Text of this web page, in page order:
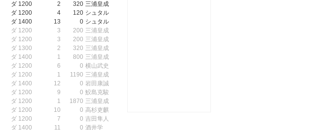
ダ 1200 2 320 三浦皇成
ダ 1200 4 120 シュタル
ダ 1400 13 0 シュタル
ダ 1200 3 200 三浦皇成
ダ 1200 3 200 三浦皇成
ダ 1300 2 320 三浦皇成
ダ 1400 1 800 三浦皇成
ダ 1200 6 0 横山武史
ダ 1200 1 1190 三浦皇成
ダ 1400 12 0 岩田康誠
ダ 1200 9 0 鮫島克駿
ダ 1200 1 1870 三浦皇成
ダ 1200 10 0 高杉吏麒
ダ 1200 7 0 吉田隼人
ダ 1400 11 0 酒井学